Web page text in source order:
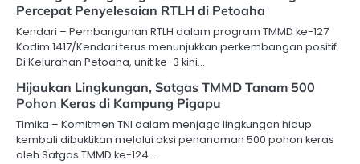
Percepat Penyelesaian RTLH di Petoaha
Kendari – Pembangunan RTLH dalam program TMMD ke-127
Kodim 1417/Kendari terus menunjukkan perkembangan positif.
Di Kelurahan Petoaha, unit ke-3 kini…
Hijaukan Lingkungan, Satgas TMMD Tanam 500
Pohon Keras di Kampung Pigapu
Timika – Komitmen TNI dalam menjaga lingkungan hidup
kembali dibuktikan melalui aksi penanaman 500 pohon keras
oleh Satgas TMMD ke-124…